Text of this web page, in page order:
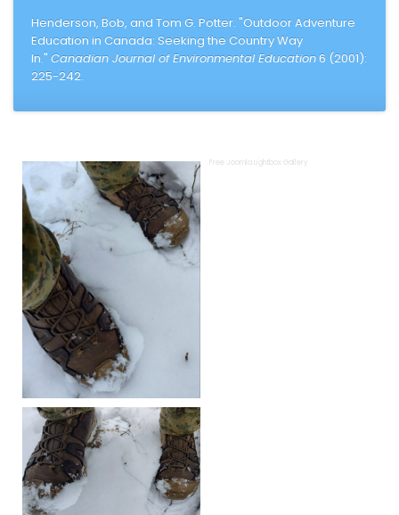
Henderson, Bob, and Tom G. Potter. "Outdoor Adventure
Education in Canada: Seeking the Country Way
In." Canadian Journal of Environmental Education6 (2001):
225-242.
Free Joomla Lightbox Gallery